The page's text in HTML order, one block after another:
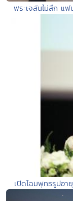
พระเจสันไม่สึก แ
เปิดโฉมพุทธรูปอ